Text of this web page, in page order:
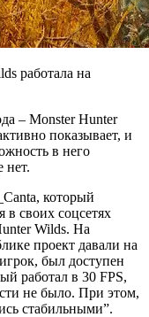
– Monster Hunter
показывает, и
в него
нет.
который
в своих соцсетях
Wilds. На
проект давали на
был доступен
работал в 30 FPS,
не было. При этом,
стабильными”.